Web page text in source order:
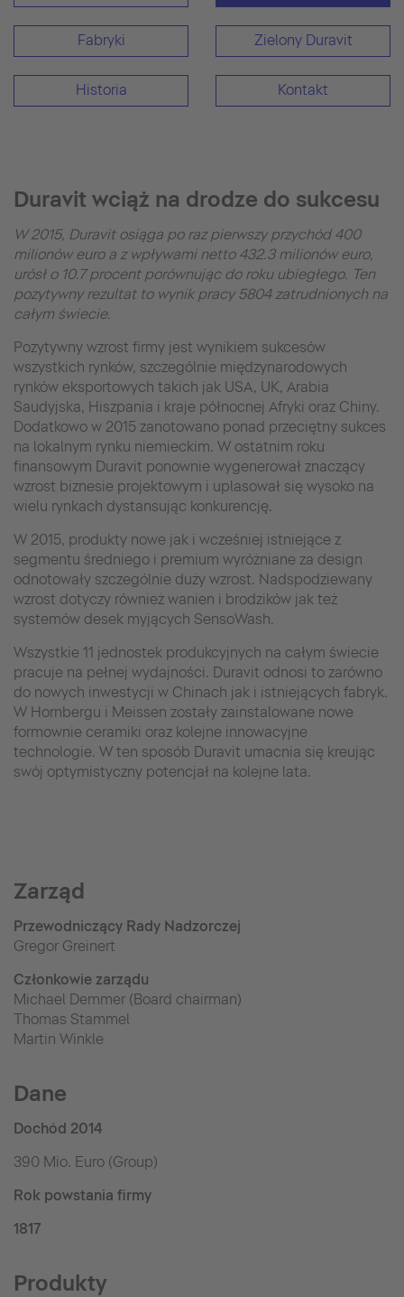
Fabryki Zielony Duravit
Historia Kontakt
Duravit wciąż na drodze do sukcesu
W 2015, Duravit osiąga po raz pierwszy przychód 400
milionów euro a z wpływami netto 432.3 milionów euro,
urósł o 10.7 procent porównując do roku ubiegłego. Ten
pozytywny rezultat to wynik pracy 5804 zatrudnionych na
całym świecie.
Pozytywny wzrost firmy jest wynikiem sukcesów
wszystkich rynków, szczególnie międzynarodowych
rynków eksportowych takich jak USA, UK, Arabia
Saudyjska, Hiszpania i kraje północnej Afryki oraz Chiny.
Dodatkowo w 2015 zanotowano ponad przeciętny sukces
na lokalnym rynku niemieckim. W ostatnim roku
finansowym Duravit ponownie wygenerował znaczący
wzrost biznesie projektowym i uplasował się wysoko na
wielu rynkach dystansując konkurencję.
W 2015, produkty nowe jak i wcześniej istniejące z
segmentu średniego i premium wyróżniane za design
odnotowały szczególnie duży wzrost. Nadspodziewany
wzrost dotyczy również wanien i brodzików jak też
systemów desek myjących SensoWash.
Wszystkie 11 jednostek produkcyjnych na całym świecie
pracuje na pełnej wydajności. Duravit odnosi to zarówno
do nowych inwestycji w Chinach jak i istniejących fabryk.
W Hornbergu i Meissen zostały zainstalowane nowe
formownie ceramiki oraz kolejne innowacyjne
technologie. W ten sposób Duravit umacnia się kreując
swój optymistyczny potencjał na kolejne lata.
Zarząd
Przewodniczący Rady Nadzorczej
Gregor Greinert
Członkowie zarządu
Michael Demmer (Board chairman)
Thomas Stammel
Martin Winkle
Dane
Dochód 2014
390 Mio. Euro (Group)
Rok powstania firmy
1817
Produkty